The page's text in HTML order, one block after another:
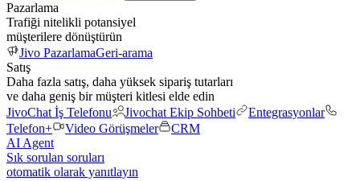
Pazarlama
Trafiği nitelikli potansiyel
müşterilere dönüştürün
Jivo PazarlamaGeri-arama
Satış
Daha fazla satış, daha yüksek sipariş tutarları
ve daha geniş bir müşteri kitlesi elde edin
JivoChat İş Telefonu
Jivochat Ekip Sohbeti
Entegrasyonlar
Telefon+
Video Görüşmeler
CRM
AI Agent
Sık sorulan soruları
otomatik olarak yanıtlayın